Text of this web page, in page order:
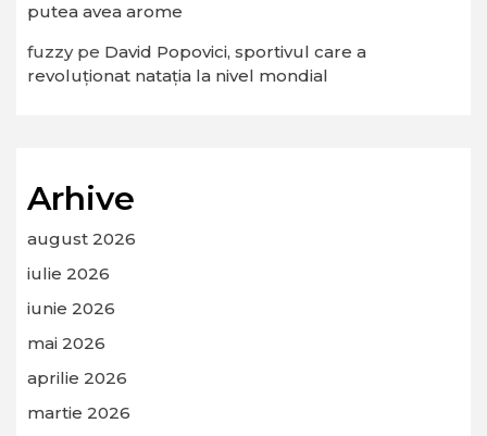
putea avea arome
fuzzype David Popovici, sportivul care a
revoluționat natația la nivel mondial
Arhive
august 2026
iulie 2026
iunie 2026
mai 2026
aprilie 2026
martie 2026